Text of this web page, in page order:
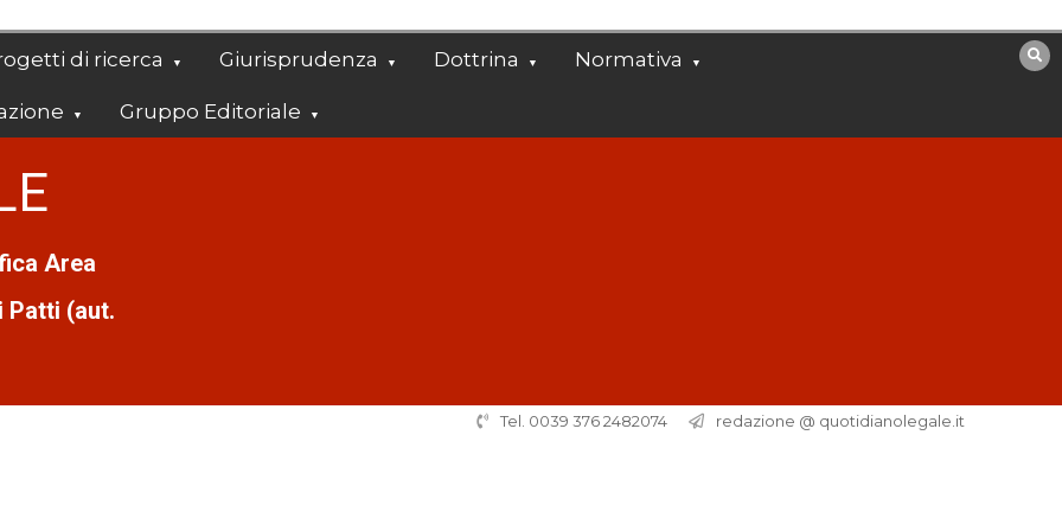
di ricerca Giurisprudenza Dottrina Normativa
Gruppo Editoriale
Area
Patti (aut.
Tel. 0039 376 2482074 redazione @ quotidianolegale.it